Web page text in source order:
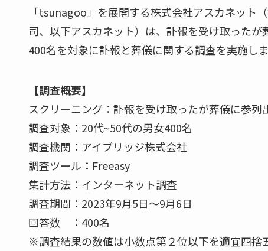
「tsunagoo」を展開する株式会社アスカネット
司、以下アスカネット）は、訃報を受け取った
400名を対象に訃報と葬儀に関する調査を実施し
【調査概要】
スクリーニング：訃報を受け取ったが葬儀に参列
調査対象：20代~50代の男女400名
調査機関：アイブリッジ株式会社
調査ツール：Freeasy
集計方法：インターネット調査
調査期間：2023年9月5日～9月6日
回答数 ：400名
※調査結果の数値は小数点第２位以下を適宜四捨